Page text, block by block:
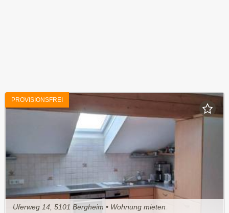
PROVISIONSFREI
Uferweg 14, 5101 Bergheim • Wohnung mieten